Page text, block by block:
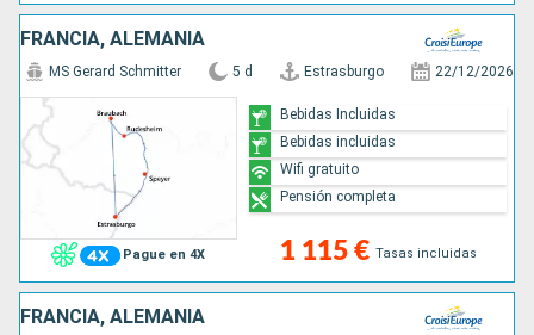
FRANCIA, ALEMANIA
Pague en 4X
MS Gerard Schmitter 5 d Estrasburgo 22/12/2026
1 115 € Tasas incluidas
Bebidas Incluidas
Bebidas incluidas
Wifi gratuito
Pensión completa
FRANCIA, ALEMANIA